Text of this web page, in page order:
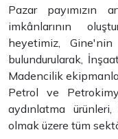
Pazar payımızın
imkânlarının
heyetimiz,
bulundurularak,
Madencilik
Petrol ve
aydınlatma
olmak üzere tüm